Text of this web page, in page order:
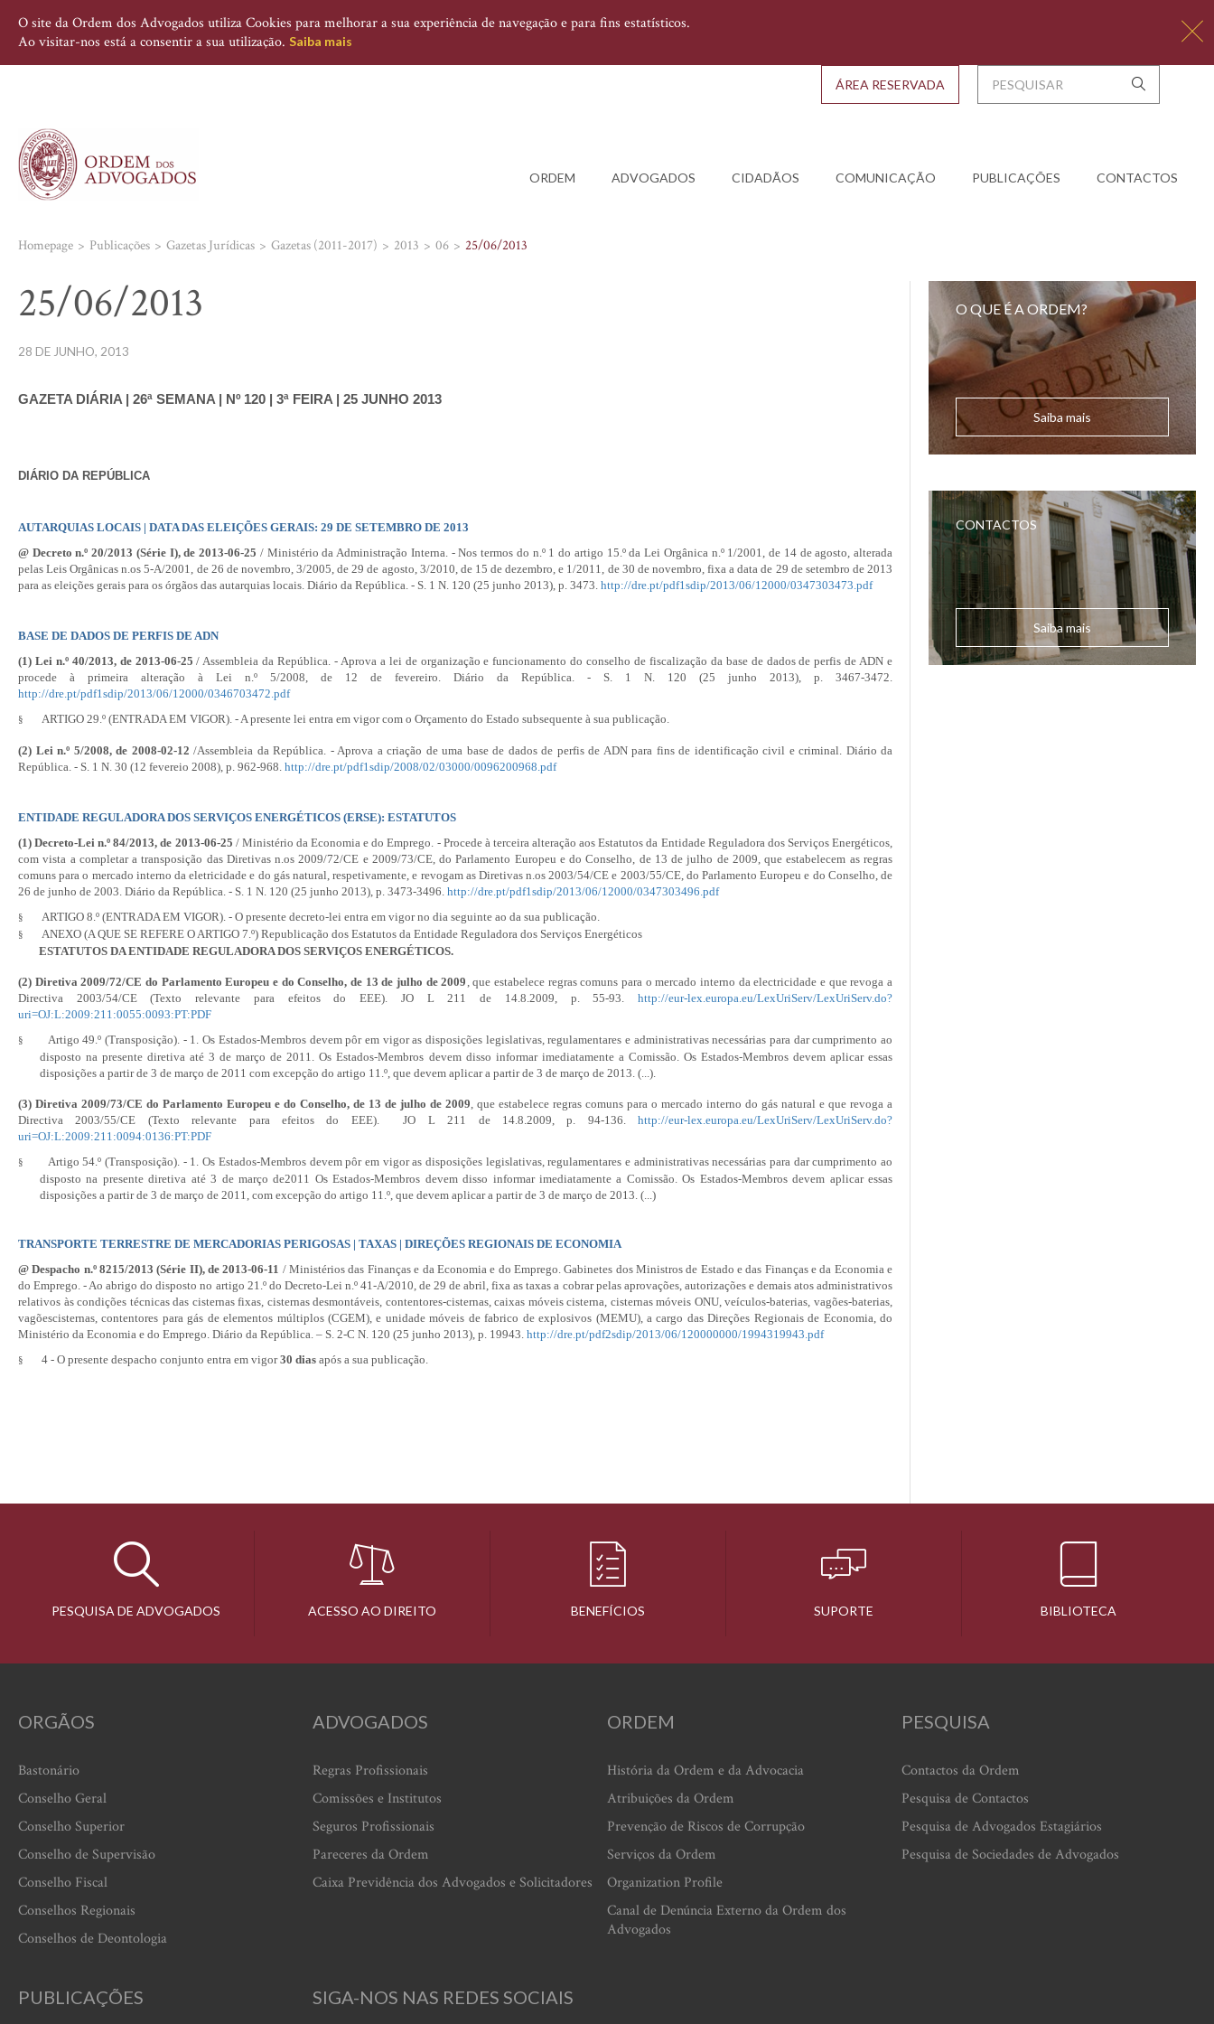
O site da Ordem dos Advogados utiliza Cookies para melhorar a sua experiência de navegação e para fins estatísticos.
Ao visitar-nos está a consentir a sua utilização. Saiba mais
ORDEM ADVOGADOS CIDADÃOS COMUNICAÇÃO PUBLICAÇÕES CONTACTOS
ÁREA RESERVADA
Homepage Publicações Gazetas Jurídicas Gazetas (2011-2017) 2013 06 25/06/2013
25/06/2013
28 DE JUNHO, 2013
GAZETA DIÁRIA | 26ª SEMANA | Nº 120 | 3ª FEIRA | 25 JUNHO 2013
DIÁRIO DA REPÚBLICA
AUTARQUIAS LOCAIS | DATA DAS ELEIÇÕES GERAIS: 29 DE SETEMBRO DE 2013
@ Decreto n.º 20/2013 (Série I), de 2013-06-25 / Ministério da Administração Interna. - Nos termos do n.º 1 do artigo 15.º daLei Orgânica n.º 1/2001, de 14 de agosto, alterada
pelas Leis Orgânicas n.os 5-A/2001, de 26 de novembro, 3/2005, de 29 de agosto, 3/2010, de 15 de dezembro, e 1/2011, de 30 de novembro, fixa a data de 29 de setembro de 2013
para as eleições gerais para os órgãos das autarquias locais. Diário da República. - S. 1 N. 120 (25 junho 2013), p. 3473. http://dre.pt/pdf1sdip/2013/06/12000/0347303473.pdf
BASE DE DADOS DE PERFIS DE ADN
(1) Lei n.º 40/2013, de 2013-06-25/ Assembleia da República. - Aprova a lei de organização e funcionamento do conselho de fiscalização da base de dados de perfis de ADN e
procede à primeira alteração à Lei n.º 5/2008, de 12 de fevereiro. Diário da República. - S. 1 N. 120 (25 junho 2013), p. 3467-3472.
http://dre.pt/pdf1sdip/2013/06/12000/0346703472.pdf
§ ARTIGO 29.º (ENTRADA EM VIGOR). - A presente lei entra em vigor com o Orçamento do Estado subsequente à sua publicação.
(2) Lei n.º 5/2008, de 2008-02-12 /Assembleia da República. - Aprova a criação de uma base de dados de perfis de ADN para fins de identificação civil e criminal. Diário da
República. - S. 1 N. 30 (12 fevereio 2008), p. 962-968. http://dre.pt/pdf1sdip/2008/02/03000/0096200968.pdf
ENTIDADE REGULADORA DOS SERVIÇOS ENERGÉTICOS (ERSE): ESTATUTOS
(1)Decreto-Lei n.º 84/2013, de 2013-06-25 / Ministério da Economia e do Emprego. - Procede à terceira alteração aos Estatutos da Entidade Reguladora dos Serviços Energéticos,
com vista a completar a transposição das Diretivas n.os 2009/72/CE e 2009/73/CE, do Parlamento Europeu e do Conselho, de 13 de julho de 2009, que estabelecem as regras
comuns para o mercado interno da eletricidade e do gás natural, respetivamente, e revogam as Diretivas n.os 2003/54/CE e 2003/55/CE, do Parlamento Europeu e do Conselho, de
26 de junho de 2003. Diário da República. - S. 1 N. 120 (25 junho 2013), p. 3473-3496. http://dre.pt/pdf1sdip/2013/06/12000/0347303496.pdf
§ ARTIGO 8.º (ENTRADA EM VIGOR). - O presente decreto-lei entra em vigor no dia seguinte ao da sua publicação.
§
ANEXO (A QUE SE REFERE O ARTIGO 7.º) Republicação dos Estatutos da Entidade Reguladora dos Serviços Energéticos
ESTATUTOS DA ENTIDADE REGULADORA DOS SERVIÇOS ENERGÉTICOS.
(2) Diretiva 2009/72/CE do Parlamento Europeu e do Conselho, de 13 de julho de 2009 , que estabelece regras comuns para o mercado interno da electricidade e que revoga a
Directiva 2003/54/CE(Texto relevante para efeitos do EEE). JO L 211 de 14.8.2009, p. 55-93.http://eur-lex.europa.eu/LexUriServ/LexUriServ.do?
uri=OJ:L:2009:211:0055:0093:PT:PDF
§
Artigo 49.º (Transposição). - 1. Os Estados-Membros devem pôr em vigor as disposições legislativas, regulamentares e administrativas necessárias para dar cumprimento ao
disposto na presente diretiva até 3 de março de 2011. Os Estados-Membros devem disso informar imediatamente a Comissão. Os Estados-Membros devem aplicar essas
disposições a partir de 3 de março de 2011 com excepção do artigo 11.º, que devem aplicar a partir de 3 de março de 2013. (...).
(3) Diretiva 2009/73/CE do Parlamento Europeu e do Conselho, de 13 de julho de 2009, que estabelece regras comuns para o mercado interno do gás natural e que revoga a
Directiva 2003/55/CE (Texto relevante para efeitos do EEE). JO L 211 de 14.8.2009, p. 94-136. http://eur-lex.europa.eu/LexUriServ/LexUriServ.do?
uri=OJ:L:2009:211:0094:0136:PT:PDF
§
Artigo 54.º (Transposição). - 1. Os Estados-Membros devem pôr em vigor as disposições legislativas, regulamentares e administrativas necessárias para dar cumprimento ao
disposto na presente diretiva até 3 de março de2011 Os Estados-Membros devem disso informar imediatamente a Comissão. Os Estados-Membros devem aplicar essas
disposições a partir de 3 de março de 2011, com excepção do artigo 11.º, que devem aplicar a partir de 3 de março de 2013. (...)
TRANSPORTE TERRESTRE DE MERCADORIAS PERIGOSAS | TAXAS | DIREÇÕES REGIONAIS DE ECONOMIA
@Despacho n.º 8215/2013 (Série II), de 2013-06-11 / Ministérios das Finanças e da Economia e do Emprego. Gabinetes dos Ministros de Estado e das Finanças e da Economia e
do Emprego. - Ao abrigo do disposto no artigo 21.º do Decreto-Lei n.º 41-A/2010, de 29 de abril, fixa as taxas a cobrar pelas aprovações, autorizações e demais atos administrativos
relativos às condições técnicas das cisternas fixas, cisternas desmontáveis, contentores-cisternas, caixas móveis cisterna, cisternas móveis ONU, veículos-baterias, vagões-baterias,
vagõescisternas, contentores para gás de elementos múltiplos (CGEM), e unidade móveis de fabrico de explosivos (MEMU), a cargo das Direções Regionais de Economia, do
Ministério da Economia e do Emprego. Diário da República. – S. 2-C N. 120 (25 junho 2013), p. 19943. http://dre.pt/pdf2sdip/2013/06/120000000/1994319943.pdf
§ 4 - O presente despacho conjunto entra em vigor30 dias após a sua publicação.
O QUE É A ORDEM?
Saiba mais
CONTACTOS
Saiba mais
PESQUISA DE ADVOGADOS ACESSO AO DIREITO BENEFÍCIOS SUPORTE BIBLIOTECA
ORGÃOS
Bastonário
Conselho Geral
Conselho Superior
Conselho de Supervisão
Conselho Fiscal
Conselhos Regionais
Conselhos de Deontologia
ADVOGADOS
Regras Profissionais
Comissões e Institutos
Seguros Profissionais
Pareceres da Ordem
Caixa Previdência dos Advogados e Solicitadores
ORDEM
História da Ordem e da Advocacia
Atribuições da Ordem
Prevenção de Riscos de Corrupção
Serviços da Ordem
Organization Profile
Canal de Denúncia Externo da Ordem dos
Advogados
PESQUISA
Contactos da Ordem
Pesquisa de Contactos
Pesquisa de Advogados Estagiários
Pesquisa de Sociedades de Advogados
PUBLICAÇÕES SIGA-NOS NAS REDES SOCIAIS